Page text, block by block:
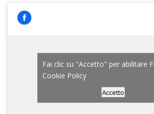
Fai clic su "Accetto" per abilitare
Cookie Policy
Accetto